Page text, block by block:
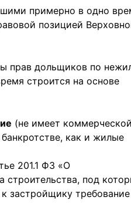
примерно в одно
позицией
прав дольщиков по
строится на основе
(не имеет коммерческой
как и жилые
201.1 ФЗ «О
строительства, под
застройщику